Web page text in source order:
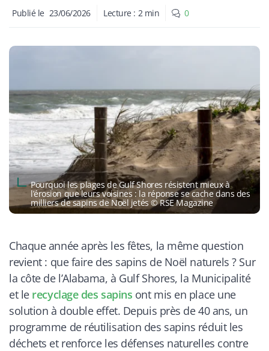
Publié le 23/06/2026 Lecture : 2 min 0
Pourquoi les plages de Gulf Shores résistent mieux à
l’érosion que leurs voisines : la réponse se cache dans des
milliers de sapins de Noël jetés © RSE Magazine
Chaque année après les fêtes, la même question
revient : que faire des sapins de Noël naturels ? Sur
la côte de l’Alabama, à Gulf Shores, la Municipalité
et le recyclage des sapins ont mis en place une
solution à double effet. Depuis près de 40 ans, un
programme de réutilisation des sapins réduit les
déchets et renforce les défenses naturelles contre